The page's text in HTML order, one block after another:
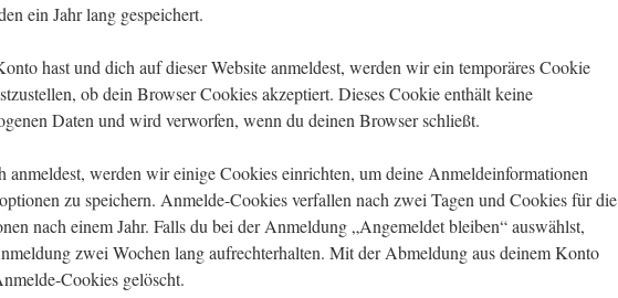
ein Jahr lang gespeichert.
hast und dich auf dieser Website anmeldest, werden wir ein temporäres Cookie
ob dein Browser Cookies akzeptiert. Dieses Cookie enthält keine
Daten und wird verworfen, wenn du deinen Browser schließt.
anmeldest, werden wir einige Cookies einrichten, um deine Anmeldeinformationen
zu speichern. Anmelde-Cookies verfallen nach zwei Tagen und Cookies für die
nach einem Jahr. Falls du bei der Anmeldung „Angemeldet bleiben“ auswählst,
zwei Wochen lang aufrechterhalten. Mit der Abmeldung aus deinem Konto
Cookies gelöscht.